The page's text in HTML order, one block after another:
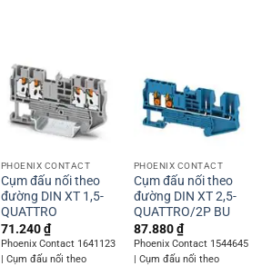
PHOENIX CONTACT
Cụm đấu nối theo
đường DIN XT 1,5-
QUATTRO
71.240₫
Phoenix Contact 1641123
| Cụm đấu nối theo
PHOENIX CONTACT
Cụm đấu nối theo
đường DIN XT 2,5-
QUATTRO/2P BU
87.880₫
Phoenix Contact 1544645
| Cụm đấu nối theo